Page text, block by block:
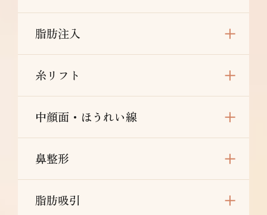
リスク/副作用：だるさ・熱感・頭痛・蕁麻
吸引部の皮膚が硬くなる、凹凸になる・効果に
満足できない・施術箇所の知覚の麻痺・鈍さ、
ります。
脂肪注入
糸リフト
中顔面・ほうれい線
鼻整形
脂肪吸引